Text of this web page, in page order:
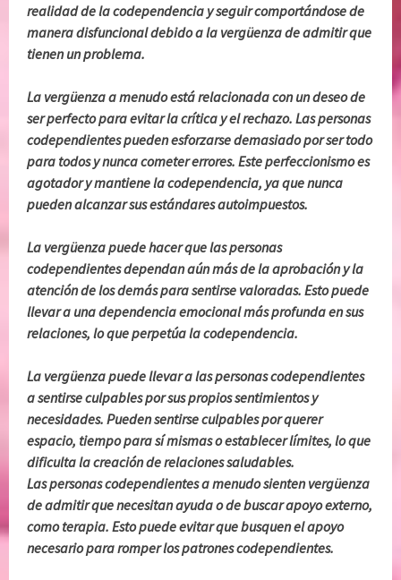
realidad de la codependencia y seguir comportándose de
manera disfuncional debido a la vergüenza de admitir que
tienen un problema.
La vergüenza a menudo está relacionada con un deseo de
ser perfecto para evitar la crítica y el rechazo. Las personas
codependientes pueden esforzarse demasiado por ser todo
para todos y nunca cometer errores. Este perfeccionismo es
agotador y mantiene la codependencia, ya que nunca
pueden alcanzar sus estándares autoimpuestos.
La vergüenza puede hacer que las personas
codependientes dependan aún más de la aprobación y la
atención de los demás para sentirse valoradas. Esto puede
llevar a una dependencia emocional más profunda en sus
relaciones, lo que perpetúa la codependencia.
La vergüenza puede llevar a las personas codependientes
a sentirse culpables por sus propios sentimientos y
necesidades. Pueden sentirse culpables por querer
espacio, tiempo para sí mismas o establecer límites, lo que
dificulta la creación de relaciones saludables.
Las personas codependientes a menudo sienten vergüenza
de admitir que necesitan ayuda o de buscar apoyo externo,
como terapia. Esto puede evitar que busquen el apoyo
necesario para romper los patrones codependientes.